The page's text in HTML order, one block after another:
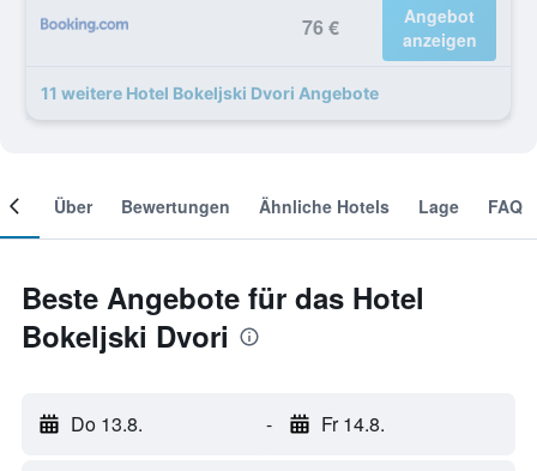
76 €
Angebot
anzeigen
11 weitere Hotel Bokeljski Dvori Angebote
Über Bewertungen Ähnliche Hotels Lage FAQ
Beste Angebote für das Hotel
Bokeljski Dvori
Do 13.8. - Fr 14.8.